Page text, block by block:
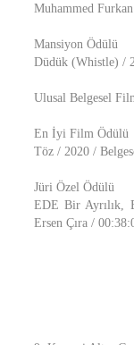
Muhammed
Mansiyon Ödülü
Düdük (Whistle) /
Ulusal Belgesel
En İyi Film Ödülü
Töz / 2020 /
Jüri Özel Ödülü
EDE Bir Ayrılık,
Ersen Çıra /